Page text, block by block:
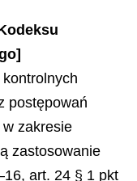
postępowań
w zakresie
zastosowanie
art. 24 § 1 pkt